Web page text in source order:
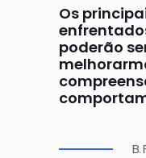
Os
poderão
B.